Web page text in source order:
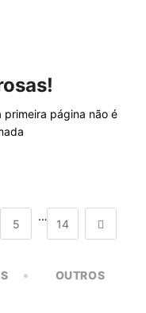
página não é
5
…
14
OUTROS